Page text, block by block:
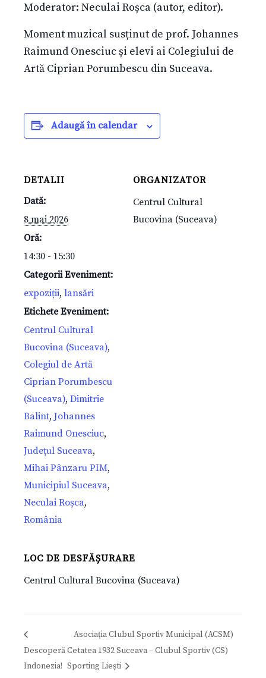
Moderator: Neculai Roșca (autor, editor).
Moment muzical susținut de prof. Johannes
Raimund Onesciuc și elevi ai Colegiului de
Artă Ciprian Porumbescu din Suceava.
Adaugă în calendar
DETALII
Dată:
8 mai 2026
Oră:
14:30 - 15:30
Categorii Eveniment:
expoziții, lansări
Etichete Eveniment:
Centrul Cultural
Bucovina (Suceava),
Colegiul de Artă
Ciprian Porumbescu
(Suceava), Dimitrie
Balint, Johannes
Raimund Onesciuc,
Județul Suceava,
Mihai Pânzaru PIM,
Municipiul Suceava,
Neculai Roșca,
România
ORGANIZATOR
Centrul Cultural
Bucovina (Suceava)
LOC DE DESFĂȘURARE
Centrul Cultural Bucovina (Suceava)
Descoperă
Indonezia!
Asociația Clubul Sportiv Municipal (ACSM)
Cetatea 1932 Suceava – Clubul Sportiv (CS)
Sporting Liești